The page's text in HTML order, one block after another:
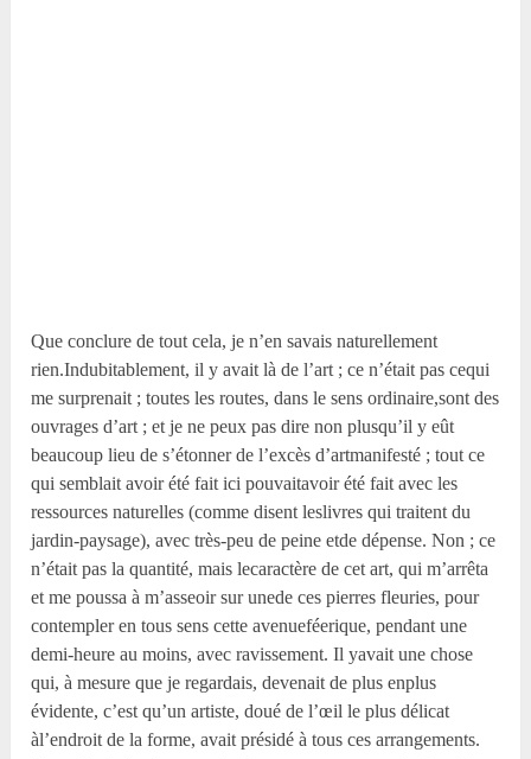
Que conclure de tout cela, je n’en savais naturellement
rien.Indubitablement, il y avait là de l’art ; ce n’était pas cequi
me surprenait ; toutes les routes, dans le sens ordinaire,sont des
ouvrages d’art ; et je ne peux pas dire non plusqu’il y eût
beaucoup lieu de s’étonner de l’excès d’artmanifesté ; tout ce
qui semblait avoir été fait ici pouvaitavoir été fait avec les
ressources naturelles (comme disent leslivres qui traitent du
jardin-paysage), avec très-peu de peine etde dépense. Non ; ce
n’était pas la quantité, mais lecaractère de cet art, qui m’arrêta
et me poussa à m’asseoir sur unede ces pierres fleuries, pour
contempler en tous sens cette avenueféerique, pendant une
demi-heure au moins, avec ravissement. Il yavait une chose
qui, à mesure que je regardais, devenait de plus enplus
évidente, c’est qu’un artiste, doué de l’œil le plus délicat
àl’endroit de la forme, avait présidé à tous ces arrangements.